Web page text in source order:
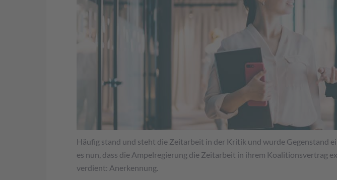
Häufig stand und steht die Zeitarbeit in der Kritik und wurde Gegenstand
es nun, dass die Ampelregierung die Zeitarbeit in ihrem Koalitionsvertrag
verdient: Anerkennung.